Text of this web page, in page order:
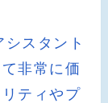
スタント
非常に価
ティやプ